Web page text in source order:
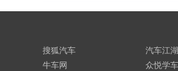
搜狐汽车
牛车网
汽车江
众悦学